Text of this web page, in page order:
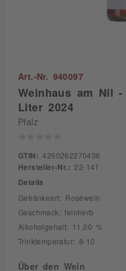
Art.-Nr. 940097
Weinhaus am Nil
Liter 2024
Pfalz
GTIN: 4260262270436
Hersteller-Nr.: 22-141
Details
Getränkeart: Roséwein
Geschmack: feinherb
Alkoholgehalt: 11,00 %
Trinktemperatur: 8-10
Über den Wein